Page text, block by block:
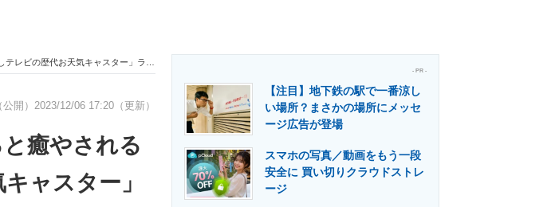
経営リーダーのコミュニティ マーケ×ITの今がよく分かる
製造業のIT導入・活用を支援
ングTOP9！ 第1位は「皆藤愛子」【2023年最新調査結果】
開） 2023/12/06 17:20（更新）
癒やされる
ャスター」
- PR -
【注目】地下鉄の駅で一番涼し
い場所？まさかの場所にメッセ
ージ広告が登場
スマホの写真／動画をもう一段
安全に 買い切りクラウドストレ
ージ